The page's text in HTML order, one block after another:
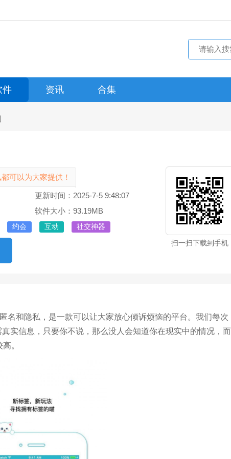
件 资讯 合集
可以为大家提供！
更新时间：2025-7-5 9:48:07
软件大小：93.19MB
约会 互动 社交神器
扫一扫下载到手机
名和隐私，是一款可以让大家放心倾诉烦恼的平台。我们每次
实信息，只要你不说，那么没人会知道你在现实中的情况，而
。